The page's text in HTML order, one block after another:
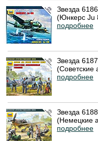
Звезда
(Юнкерс Ju
подробнее
Звезда
(Советские
подробнее
Звезда
(Немецкие
подробнее